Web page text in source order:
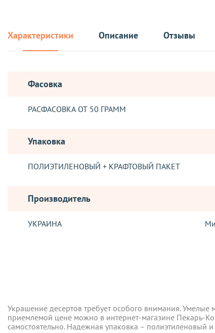
Характеристики Описание Отзывы
Фасовка
РАСФАСОВКА ОТ 50 ГРАММ
Упаковка
ПОЛИЭТИЛЕНОВЫЙ + КРАФТОВЫЙ ПАКЕТ
Производитель
УКРАИНА
Украшение десертов требует особого внимания.
приемлемой цене можно в интернет-магазине Пекарь-
Бесплатно при оформлении заказа на сумму от 2500
осуществляется в течение 5-ти дней с момента
Украшение десертов требует особого внимания.
приемлемой цене можно в интернет-магазине Пекарь-
самостоятельно. Надежная упаковка – полиэтиленовый